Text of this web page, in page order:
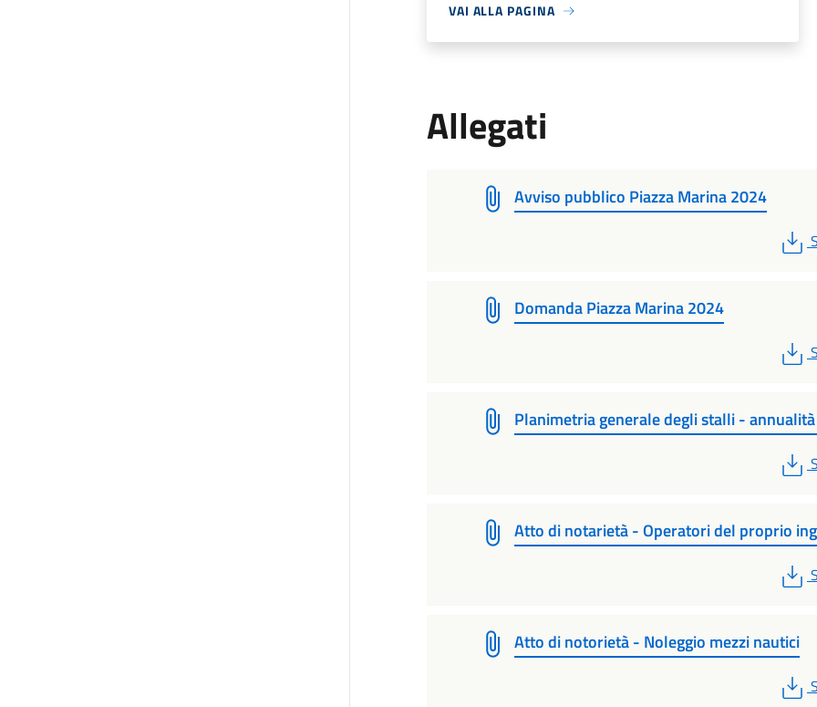
VAI ALLA PAGINA
Allegati
Avviso pubblico Piazza Marina 2024
Domanda Piazza Marina 2024
Planimetria generale degli stalli -
Atto di notarietà - Operatori del proprio
Atto di notorietà - Noleggio mezzi nautici